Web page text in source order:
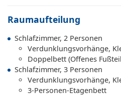
Raumaufteilung
Schlafzimmer, 2 Personen
Verdunklungsvorhänge,
Doppelbett (Offenes
Schlafzimmer, 3 Personen
Verdunklungsvorhänge,
3-Personen-Etagenbett